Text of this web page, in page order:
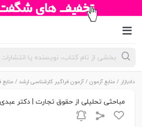
جستجوی
محصولات
دادبازار / منابع آزمون /آزمون فراگیر کارشناسی ارشد /
مباحثی تحلیلی از حقوق تجارت | دکتر عبدی